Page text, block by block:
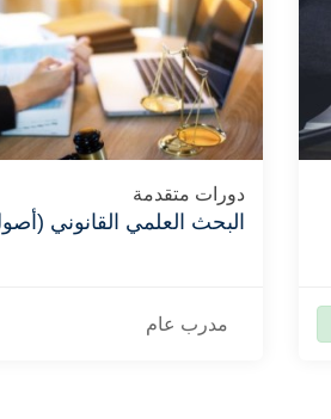
دورات متقدمة
البحث العلمي القانوني
مدرب عام